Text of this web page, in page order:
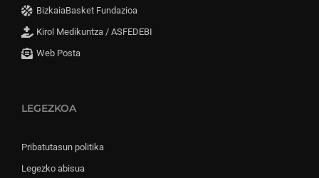
BizkaiaBasket Fundazioa
Kirol Medikuntza / ASFEDEBI
Web Posta
LEGEZKOA
Pribatutasun politika
Legezko abisua